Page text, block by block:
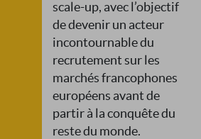
scale-up, avec l’objectif
de devenir un acteur
incontournable du
recrutement sur les
marchés francophones
européens avant de
partir à la conquête du
reste du monde.